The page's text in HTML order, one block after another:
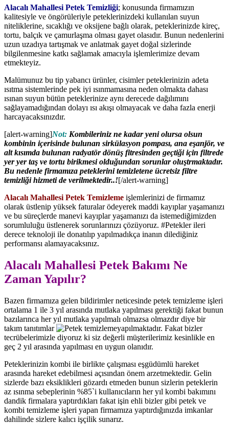
Alacalı Mahallesi Petek Temizliği; konusunda firmamızın
kalitesiyle ve öngörüleriyle peteklerinizdeki kullanılan suyun
niteliklerine, sıcaklığı ve oksijene bağlı olarak, peteklerinizde kireç,
tortu, balçık ve çamurlaşma olması gayet olasıdır. Bunun nedenlerini
uzun uzadıya tartışmak ve anlatmak gayet doğal sizlerinde
bilgilenmesine katkı sağlamak amacıyla işlemlerimize devam
etmekteyiz.
Malümunuz bu tip yabancı ürünler, cisimler peteklerinizin adeta
ısıtma sistemlerinde pek iyi ısınmamasına neden olmakta dahası
ısınan suyun bütün peteklerinize aynı derecede dağılımını
sağlayamadığından dolayı ısı akışı olmayacak ve daha fazla enerji
harcayacaksınızdır.
[alert-warning]Not: Kombileriniz ne kadar yeni olursa olsun
kombinin içerisinde bulunan sirkülasyon pompası, ana eşanjör, ve
alt kısımda bulunan radyatör dönüş fitresinden geçtiği için filtrede
yer yer taş ve tortu birikmesi olduğundan sorunlar oluştrmaktadır.
Bu nedenle firmamıza peteklerini temizletene ücretsiz filtre
temizliği hizmeti de verilmektedir..![/alert-warning]
Alacalı Mahallesi Petek Temizleme işlemlerinizi de firmamız
olarak üstlenip yüksek faturalar ödeyerek maddi kayıplar yaşamanızı
ve bu süreçlerde manevi kayıplar yaşamanızı da istemediğimizden
sorumluluğu üstlenerek sorunlarınızı çözüyoruz. #Petekler ileri
derece teknoloji ile donatılıp yapılmadıkça inanın dilediğiniz
performansı alamayacaksınız.
Alacalı Mahallesi Petek Bakımı Ne
Zaman Yapılır?
Bazen firmamıza gelen bildirimler neticesinde petek temizleme işleri
ortalama 1 ile 3 yıl arasında mutlaka yapılması gerektiği fakat bunun
bazılarınca her yıl mutlaka yapılmalı olmazsa olmazdır diye bir
takım tanıtımlar
yapılmaktadır. Fakat bizler
tecrübelerimizle diyoruz ki siz değerli müşterilerimiz kesinlikle en
geç 2 yıl arasında yapılması en uygun olanıdır.
Peteklerinizin kombi ile birlikte çalışması eşgüdümlü hareket
arasında hareket edebilmesi açısından önem arzetmektedir. Gelin
sizlerde bazı eksiklikleri gözardı etmeden bunun sizlerin peteklerin
az ısınma sebeplerinin %85`i kullanıcıların her yıl kombi bakımını
dandik firmalara yaptırdıkları fakat işin ehli bizler gibi petek ve
kombi temizleme işleri yapan firmamıza yaptırdığınızda imkanlar
dahilinde sizlere kalıcı işçilik sunarız.